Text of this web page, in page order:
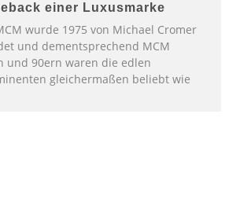
einer Luxusmarke
wurde 1975 von Michael Cromer
und dementsprechend MCM
und 90ern waren die edlen
gleichermaßen beliebt wie